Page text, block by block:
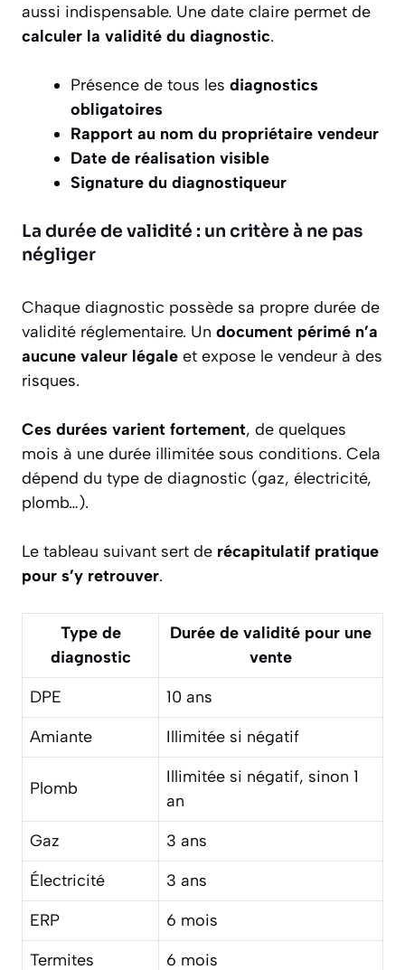
aussi indispensable. Une date claire permet de
calculer la validité du diagnostic.
Présence de tous les diagnostics
obligatoires
Rapport au nom du propriétaire vendeur
Date de réalisation visible
Signature du diagnostiqueur
La durée de validité : un critère à ne pas
négliger
Chaque diagnostic possède sa propre durée de
validité réglementaire. Un document périmé n’a
aucune valeur légale et expose le vendeur à des
risques.
Ces durées varient fortement, de quelques
mois à une durée illimitée sous conditions. Cela
dépend du type de diagnostic (gaz, électricité,
plomb…).
Le tableau suivant sert de récapitulatif pratique
pour s’y retrouver.
Type de
diagnostic
Durée de validité pour une
vente
DPE
10 ans
Amiante
Illimitée si négatif
Plomb
Illimitée si négatif, sinon 1
an
Gaz
3 ans
Électricité
3 ans
ERP
6 mois
Termites
6 mois